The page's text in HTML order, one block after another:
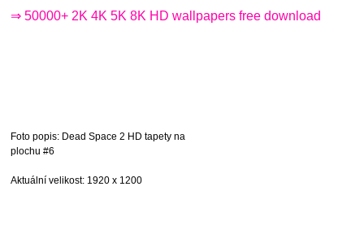
⇒ 50000+ 2K 4K 5K 8K HD wallpapers free download
Foto popis: Dead Space 2 HD tapety na
plochu #6
Aktuální velikost: 1920 x 1200